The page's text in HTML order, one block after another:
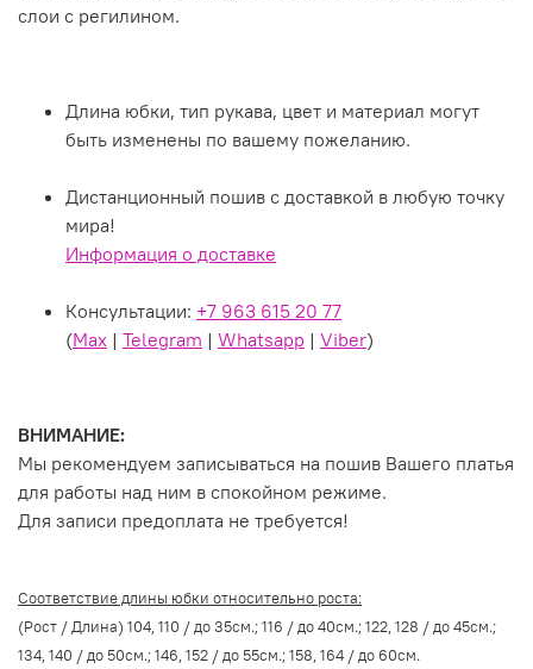
слои с регилином.
Длина юбки, тип рукава, цвет и материал могут
быть изменены по вашему пожеланию.
Дистанционный пошив с доставкой в любую точку
мира!
Информация о доставке
Консультации: +7 963 615 20 77
(Max | Telegram | Whatsapp | Viber)
ВНИМАНИЕ:
Мы рекомендуем записываться на пошив Вашего платья
для работы над ним в спокойном режиме.
Для записи предоплата не требуется!
Соответствие длины юбки относительно роста:
(Рост / Длина) 104, 110 / до 35см.; 116 / до 40см.; 122, 128 / до 45см.;
134, 140 / до 50см.; 146, 152 / до 55см.; 158, 164 / до 60см.